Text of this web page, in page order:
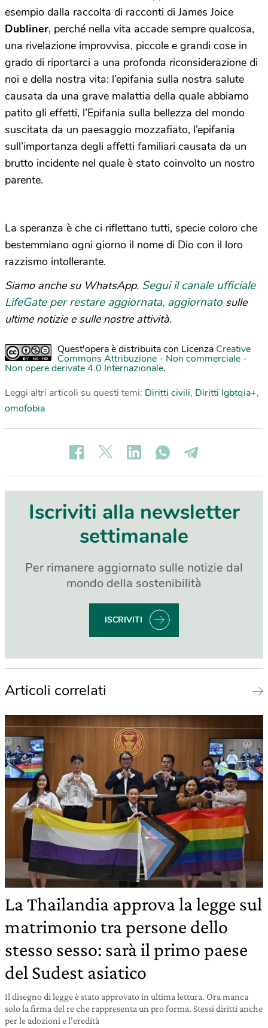
esempio dalla raccolta di racconti di James Joice
Dubliner, perché nella vita accade sempre qualcosa,
una rivelazione improvvisa, piccole e grandi cose in
grado di riportarci a una profonda riconsiderazione di
noi e della nostra vita: l’epifania sulla nostra salute
causata da una grave malattia della quale abbiamo
patito gli effetti, l’Epifania sulla bellezza del mondo
suscitata da un paesaggio mozzafiato, l’epifania
sull’importanza degli affetti familiari causata da un
brutto incidente nel quale è stato coinvolto un nostro
parente.
La speranza è che ci riflettano tutti, specie coloro che
bestemmiano ogni giorno il nome di Dio con il loro
razzismo intollerante.
Siamo anche su WhatsApp. Segui il canale ufficiale
LifeGate per restare aggiornata, aggiornato sulle
ultime notizie e sulle nostre attività.
Quest'opera è distribuita con Licenza Creative
Commons Attribuzione - Non commerciale -
Non opere derivate 4.0 Internazionale.
Leggi altri articoli su questi temi: Diritti civili, Diritti lgbtqia+,
omofobia
Iscriviti alla newsletter
settimanale
Per rimanere aggiornato sulle notizie dal
mondo della sostenibilità
ISCRIVITI
Articoli correlati
La Thailandia approva la legge sul
matrimonio tra persone dello
stesso sesso: sarà il primo paese
del Sudest asiatico
Il disegno di legge è stato approvato in ultima lettura. Ora manca
solo la firma del re che rappresenta un pro forma. Stessi diritti anche
per le adozioni e l’eredità